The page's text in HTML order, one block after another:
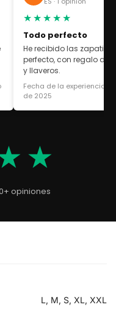
★★★★★
Todo perfecto
He recibido las
perfecto, con regalo de
y llaveros.
Fecha de la experiencia:
de 2025
opiniones
L, M, S, XL, XXL